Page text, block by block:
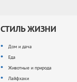
СТИЛЬ ЖИЗНИ
Дом и дача
Еда
Животные и природа
Лайфхаки